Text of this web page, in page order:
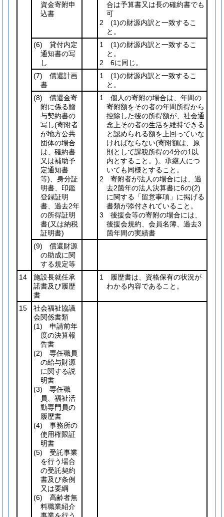
資金寄附申
込書
合は予算書又は長の確約書でも
可
2 (1)の財源内訳と一致するこ
と。
(6) 貸付内定
通知書の写
し
1 (1)の財源内訳と一致するこ
と。
2 6に同じ。
(7) 償還計画
書
1 (1)の財源内訳と一致するこ
と。
(8) 償還金寄
附に係る贈
与契約書の
写し(寄附者
が地方公共
団体の場合
は、確約書
又は補助予
定通知書
等) 、身分証
明書、印鑑
登録証明
書、過去2年
の所得証明
書(又は納税
証明書)
1 個人の寄附の場合は、年間の
寄附額をその者の年間所得から
控除した後の所得額が、社会通
念上その者の生活を維持できる
と認められる額を上回っていな
ければならない(寄附額は、原
則として課税所得の4分の1以
内とすること。)。承継人につ
いても同様とすること。
2 寄附者が法人の場合には、過
去2箇年の法人決算書に6の(2)
に関する「留意事項」に掲げる
書類が添付されていること。
3 後援会等の寄附の場合には、
後援会規約、会員名簿、過去3
箇年間の実績書
(9) 償還財源
の助成に関
する規定等
14
施設長就任承
諾書及び履歴
書
1 履歴書は、資格保有の状況が
わかる内容であること。
15
社会福祉協議
会関係書類
(1) 申請前年
度の決算報
告書
(2) 専任職員
の給与財源
に関する説
明書
(3) 専任職
員、福祉活
動専門員の
履歴書
(4) 事務所の
使用権限証
明書
(5) 受託事業
を行う場合
の受託契約
書及び条例
又は要綱
(6) 高齢者無
料職業紹介